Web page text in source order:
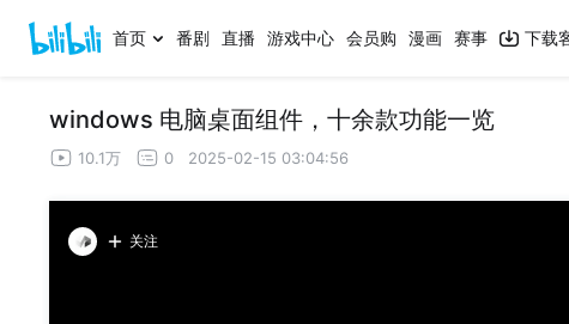
首页 番剧 直播 游戏中心 会员购 漫画 赛事 下载
windows 电脑桌面组件，十余款功能一览
10.1万 0 2025-02-15 03:04:56
关注